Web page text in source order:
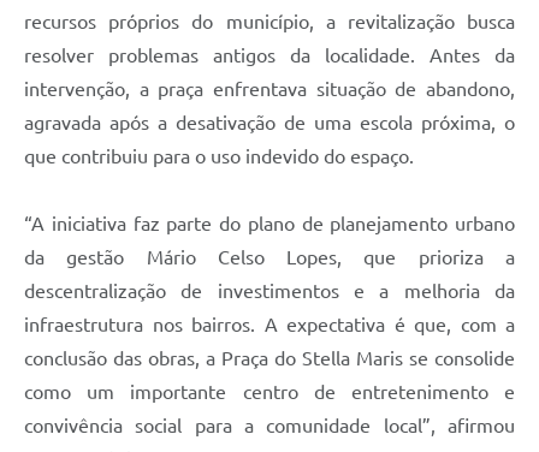
recursos próprios do município, a revitalização busca
resolver problemas antigos da localidade. Antes da
intervenção, a praça enfrentava situação de abandono,
agravada após a desativação de uma escola próxima, o
que contribuiu para o uso indevido do espaço.
“A iniciativa faz parte do plano de planejamento urbano
da gestão Mário Celso Lopes, que prioriza a
descentralização de investimentos e a melhoria da
infraestrutura nos bairros. A expectativa é que, com a
conclusão das obras, a Praça do Stella Maris se consolide
como um importante centro de entretenimento e
convivência social para a comunidade local”, afirmou